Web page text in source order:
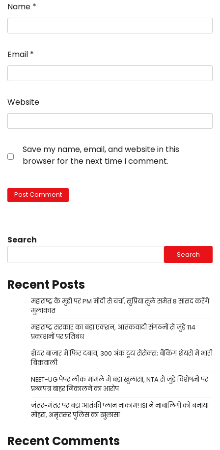
Name *
Email *
Website
Save my name, email, and website in this
browser for the next time I comment.
Search
Search
Recent Posts
महाराष्ट्र के मुद्दों पर PM मोदी से चर्चा, सुप्रिया सुले समेत 8 सांसद करेंगे
मुलाकात
महाराष्ट्र सरकार का बड़ा एक्शन, आतंकवादी संगठनों से जुड़े 114
प्रकाशनों पर प्रतिबंध
शेयर बाजार में फिर दबाव, 300 अंक टूटा सेंसेक्स; बैंकिंग शेयरों में भारी
बिकवाली
NEET-UG पेपर लीक मामले में बड़ा खुलासा, NTA से जुड़े विशेषज्ञों पर
प्रश्नपत्र बाहर निकालने का आरोप
जंतर-मंतर पर बड़ा आतंकी प्लान नाकाम! ISI ने नाबालिगों को बनाया
मोहरा, अमृतसर पुलिस का खुलासा
Recent Comments